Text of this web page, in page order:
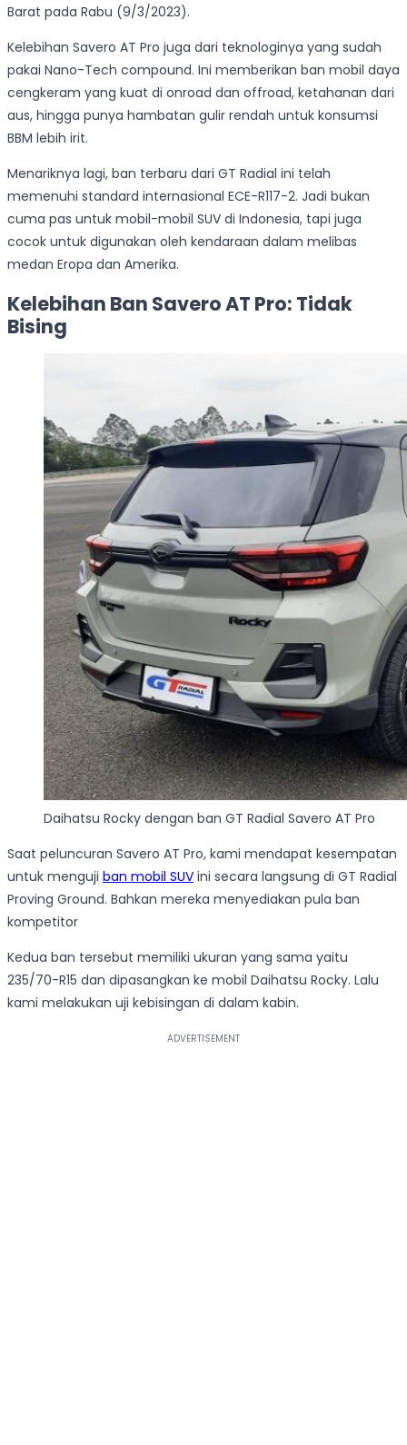
Barat pada Rabu (9/3/2023).
Kelebihan Savero AT Pro juga dari teknologinya yang sudah
pakai Nano-Tech compound. Ini memberikan ban mobil daya
cengkeram yang kuat di onroad dan offroad, ketahanan dari
aus, hingga punya hambatan gulir rendah untuk konsumsi
BBM lebih irit.
Menariknya lagi, ban terbaru dari GT Radial ini telah
memenuhi standard internasional ECE-R117-2. Jadi bukan
cuma pas untuk mobil-mobil SUV di Indonesia, tapi juga
cocok untuk digunakan oleh kendaraan dalam melibas
medan Eropa dan Amerika.
Kelebihan Ban Savero AT Pro: Tidak
Bising
Daihatsu Rocky dengan ban GT Radial Savero AT Pro
Saat peluncuran Savero AT Pro, kami mendapat kesempatan
untuk menguji ban mobil SUV ini secara langsung di GT Radial
Proving Ground. Bahkan mereka menyediakan pula ban
kompetitor
Kedua ban tersebut memiliki ukuran yang sama yaitu
235/70-R15 dan dipasangkan ke mobil Daihatsu Rocky. Lalu
kami melakukan uji kebisingan di dalam kabin.